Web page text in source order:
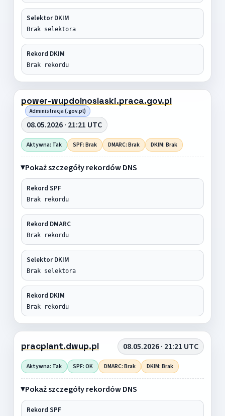
Selektor DKIM
Brak selektora
Rekord DKIM
Brak rekordu
power-wupdolnoslaski.praca.gov.pl
Administracja (.gov.pl)
08.05.2026 · 21:21 UTC
Aktywna: Tak SPF: Brak DMARC: Brak DKIM: Brak
Pokaż szczegóły rekordów DNS
Rekord SPF
Brak rekordu
Rekord DMARC
Brak rekordu
Selektor DKIM
Brak selektora
Rekord DKIM
Brak rekordu
pracplant.dwup.pl 08.05.2026 · 21:21 UTC
Aktywna: Tak SPF: OK DMARC: Brak DKIM: Brak
Pokaż szczegóły rekordów DNS
Rekord SPF